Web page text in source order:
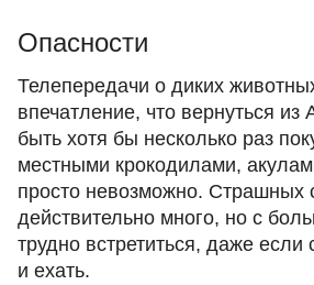
Опасности
Телепередачи о диких
впечатление, что вернуться из
быть хотя бы несколько раз
местными крокодилами,
просто невозможно. Страшных
действительно много, но с
трудно встретиться, даже если
и ехать.